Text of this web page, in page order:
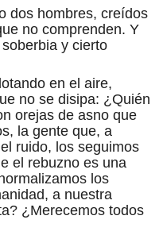
dos hombres, creídos
no comprenden. Y
y cierto
en el aire,
no se disipa: ¿Quién
orejas de asno que
la gente que, a
ruido, los seguimos
el rebuzno es una
los
a nuestra
¿Merecemos todos